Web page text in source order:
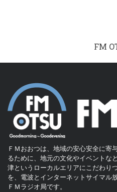
FM
ＦＭおおつは、地域の安心安全に寄
るために、地元の文化やイベントな
津というローカルエリアにこだわり
を、電波とインターネットサイマル
ＦＭラジオ局です。